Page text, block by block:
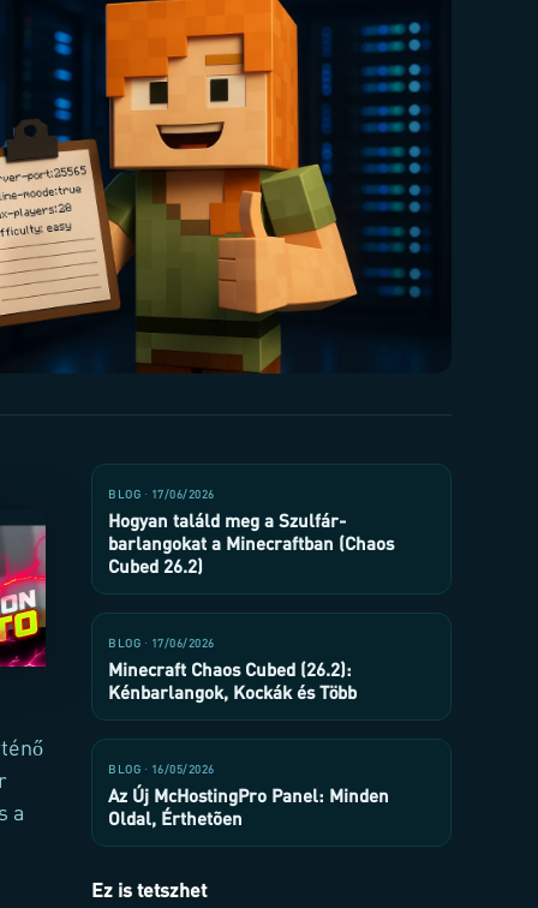
a
BLOG · 17/06/2026
Hogyan találd meg a Szulfár-
barlangokat a Minecraftban (Chaos
Cubed 26.2)
BLOG · 17/06/2026
Minecraft Chaos Cubed (26.2):
Kénbarlangok, Kockák és Több
BLOG · 16/05/2026
Az Új McHostingPro Panel: Minden
Oldal, Érthetõen
Ez is tetszhet